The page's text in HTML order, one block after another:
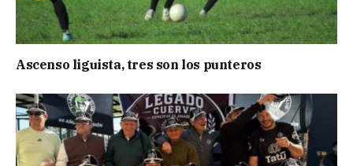
Ascenso liguista, tres son los punteros